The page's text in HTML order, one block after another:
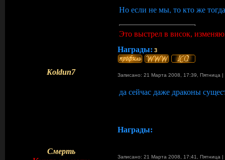
Но если не мы, то кто же
Это выстрел в висок,
Награды: 3
Koldun7 Записано: 21 Марта 2008, 17:39, Пятница |
да сейчас даже драконы
Награды:
Смерть
Записано: 21 Марта 2008, 17:41, Пятница |